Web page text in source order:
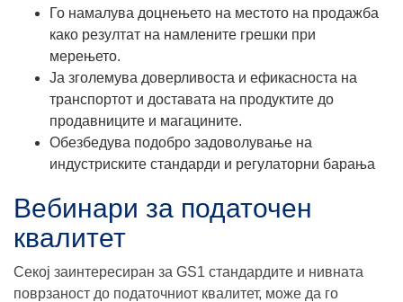
Го намалува доцнењето на местото на продажба
како резултат на намлените грешки при
мерењето.
Ја зголемува доверливоста и ефикасноста на
транспортот и доставата на продуктите до
продавниците и магацините.
Обезбедува подобро задоволување на
индустриските стандарди и регулаторни барања
Вебинари за податочен
квалитет
Секој заинтересиран за GS1 стандардите и нивната
поврзаност до податочниот квалитет, може да го